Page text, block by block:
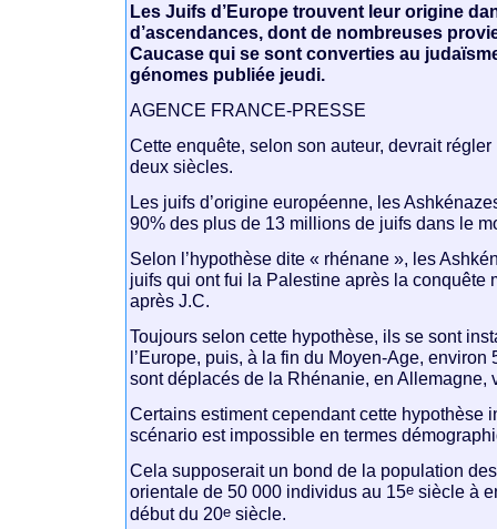
Les Juifs d’Europe trouvent leur origine
d’ascendances, dont de nombreuses
Caucase qui se sont converties au
génomes publiée jeudi.
AGENCE FRANCE-PRESSE
Cette enquête, selon son auteur, devrait
deux siècles.
Les juifs d’origine européenne, les
90% des plus de 13 millions de juifs dans le
Selon l’hypothèse dite « rhénane », les
juifs qui ont fui la Palestine après la conquête
après J.C.
Toujours selon cette hypothèse, ils se sont
l’Europe, puis, à la fin du Moyen-Age, environ
sont déplacés de la Rhénanie, en Allemagne,
Certains estiment cependant cette hypothèse
scénario est impossible en termes
Cela supposerait un bond de la population
orientale de 50 000 individus au 15e siècle à
début du 20e siècle.